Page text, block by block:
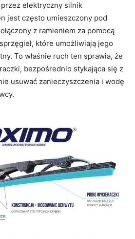
elektryczny silnik
jest często umieszczony pod
z ramieniem za pomocą
które umożliwiają jego
To właśnie ruch ten sprawia, że
bezpośrednio stykająca się z
usuwać zanieczyszczenia i wodę